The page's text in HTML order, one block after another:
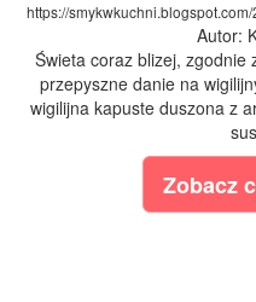
https://
Autor:
Świeta coraz blizej, zgodnie
przepyszne danie na
wigilijna kapuste duszona z
Zobacz